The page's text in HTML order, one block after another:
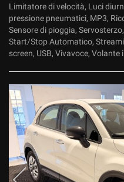
Limitatore di velocità, Luci
pressione pneumatici, MP3,
Sensore di pioggia,
Start/Stop Automatico,
screen, USB, Vivavoce,